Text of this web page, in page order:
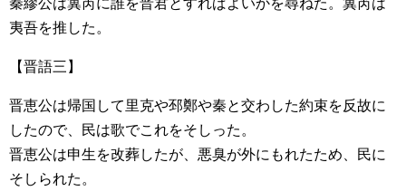
秦繆公は冀芮に誰を晋君とすればよいかを尋ねた。冀芮は
夷吾を推した。
【晋語三】
晋恵公は帰国して里克や邳鄭や秦と交わした約束を反故に
したので、民は歌でこれをそしった。
晋恵公は申生を改葬したが、悪臭が外にもれたため、民に
そしられた。